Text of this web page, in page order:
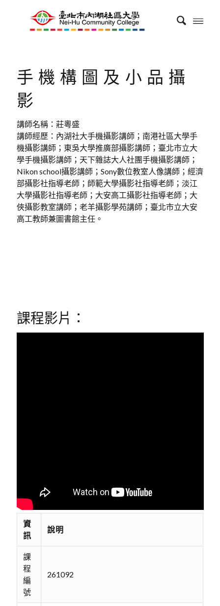
手機構圖及小品攝
影
講師名稱：莊粵盛
講師經歷：內湖社大手機攝影講師；南港社區大學手
機攝影講師；東吳大學推廣部攝影講師；臺北市立大
學手機攝影講師；天下雜誌大人社團手機攝影講師；
Nikon school攝影講師；Sony數位教室人像講師；經濟
部攝影社指導老師；師範大學攝影社指導老師；淡江
大學攝影社指導老師；大安高工攝影社指導老師；大
俠攝影教室講師；老羊攝影學苑講師；臺北市立大安
高工教師兼圖書館主任。
課程影片：
資
訊
說明
課
程
編
號
261092